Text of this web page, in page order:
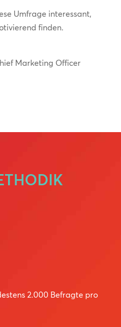
Umfrage interessant,
finden.
Marketing Officer
2.000 Befragte pro